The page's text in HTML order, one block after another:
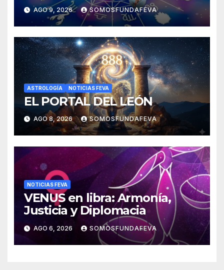
AGO 9, 2026 SOMOSFUNDAFEVA
ASTROLOGÍA NOTICIAS FEVA
EL PORTAL DEL LEÓN
AGO 8, 2026 SOMOSFUNDAFEVA
NOTICIAS FEVA
VENUS en libra: Armonía,
Justicia y Diplomacia
AGO 6, 2026 SOMOSFUNDAFEVA